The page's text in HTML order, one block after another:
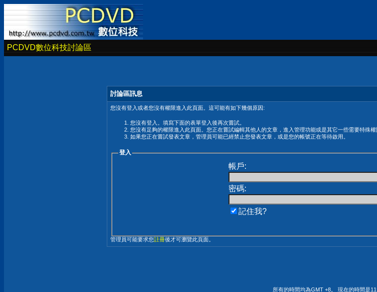
PCDVD數位科技討論區
討論區訊息
您沒有登入或者您沒有權限進入此頁面。這可能有如下幾個原因:
您沒有登入。填寫下面的表單登入後再次嘗試。
您沒有足夠的權限進入此頁面。您正在嘗試編輯其他人的文章，進入管理功能或是其它一些需要特殊權
如果您正在嘗試發表文章，管理員可能已經禁止您發表文章，或是您的帳號正在等待啟用。
登入
帳戶:
密碼:
記住我?
管理員可能要求您註冊後才可瀏覽此頁面。
所有的時間均為GMT +8。 現在的時間是